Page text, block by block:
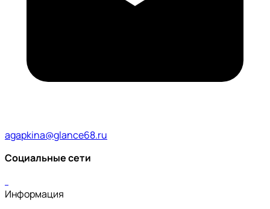
agapkina@glance68.ru
Социальные сети
Информация